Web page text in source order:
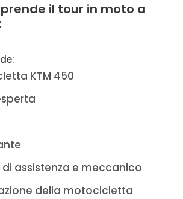
il tour in moto a
KTM 450
assistenza e meccanico
della motocicletta